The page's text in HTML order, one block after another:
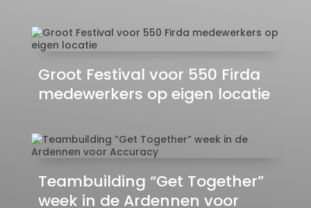
Groot Festival voor 550 Firda
medewerkers op eigen locatie
Teambuilding “Get Together”
week in de Ardennen voor